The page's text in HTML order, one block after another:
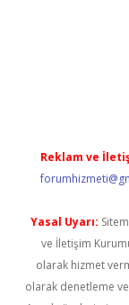
Reklam ve
Yasal Uyarı:
ve İletişim
olarak hizmet
olarak denetleme